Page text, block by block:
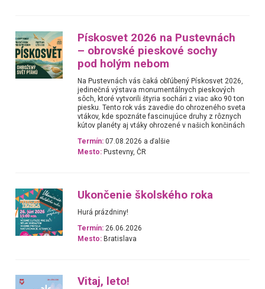
Pískosvet 2026 na Pustevnách
– obrovské pieskové sochy
pod holým nebom
Na Pustevnách vás čaká obľúbený Pískosvet 2026,
jedinečná výstava monumentálnych pieskových
sôch, ktoré vytvorili štyria sochári z viac ako 90 ton
piesku. Tento rok vás zavedie do ohrozeného sveta
vtákov, kde spoznáte fascinujúce druhy z rôznych
kútov planéty aj vtáky ohrozené v našich končinách
Termín: 07.08.2026 a ďalšie
Mesto: Pustevny, ČR
Ukončenie školského roka
Hurá prázdniny!
Termín: 26.06.2026
Mesto: Bratislava
Vitaj, leto!